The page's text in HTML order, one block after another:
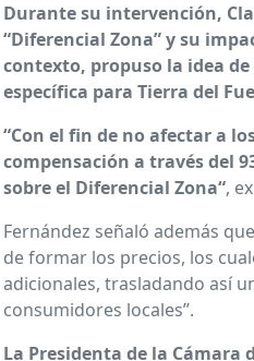
Durante su intervención,
“Diferencial Zona” y su
contexto, propuso la idea
específica para Tierra del
“Con el fin de no afectar a
compensación a través del
sobre el Diferencial Zona“,
Fernández señaló además
de formar los precios, los
adicionales, trasladando así
consumidores locales”.
La Presidenta de la Cámara